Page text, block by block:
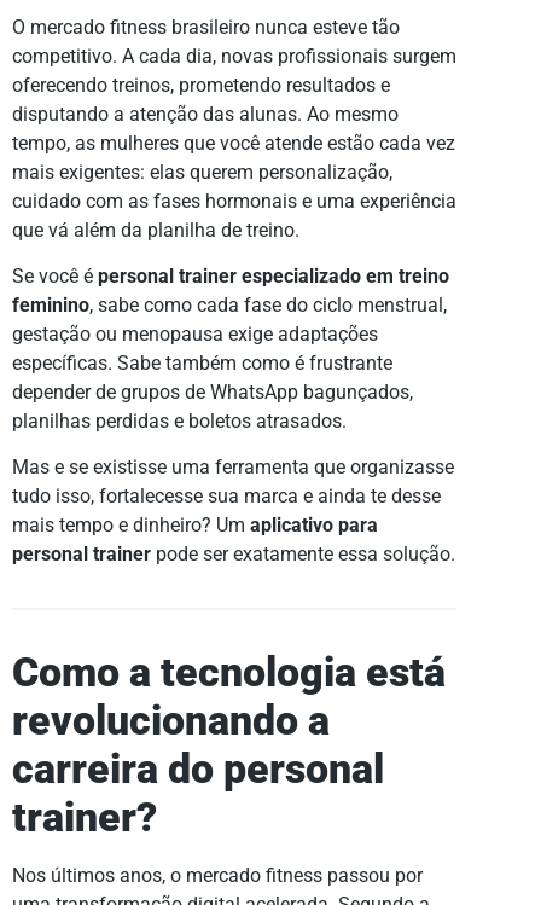
O mercado fitness brasileiro nunca esteve tão
competitivo. A cada dia, novas profissionais surgem
oferecendo treinos, prometendo resultados e
disputando a atenção das alunas. Ao mesmo
tempo, as mulheres que você atende estão cada vez
mais exigentes: elas querem personalização,
cuidado com as fases hormonais e uma experiência
que vá além da planilha de treino.
Se você é personal trainer especializado em treino
feminino, sabe como cada fase do ciclo menstrual,
gestação ou menopausa exige adaptações
específicas. Sabe também como é frustrante
depender de grupos de WhatsApp bagunçados,
planilhas perdidas e boletos atrasados.
Mas e se existisse uma ferramenta que organizasse
tudo isso, fortalecesse sua marca e ainda te desse
mais tempo e dinheiro? Um aplicativo para
personal trainer pode ser exatamente essa solução.
Como a tecnologia está
revolucionando a
carreira do personal
trainer?
Nos últimos anos, o mercado fitness passou por